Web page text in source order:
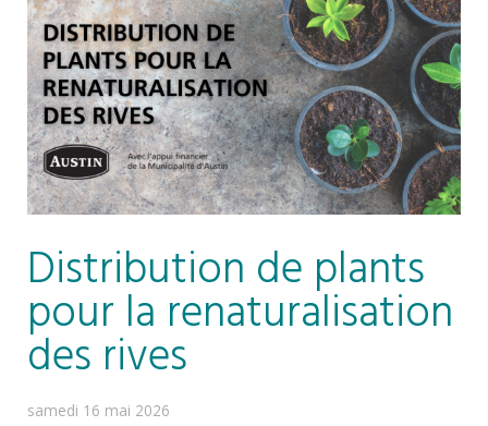
Distribution de plants
pour la renaturalisation
des rives
samedi 16 mai 2026